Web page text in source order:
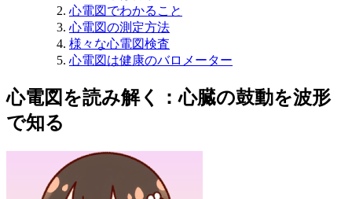
心電図でわかること
心電図の測定方法
様々な心電図検査
心電図は健康のバロメーター
心電図を読み解く：心臓の鼓動を波形
で知る